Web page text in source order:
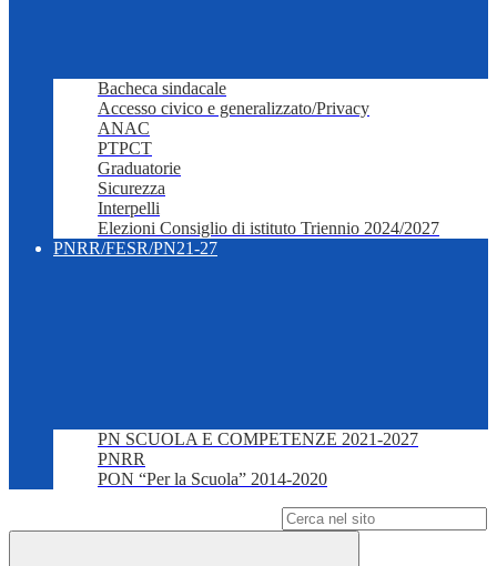
Bacheca sindacale
Accesso civico e generalizzato/Privacy
ANAC
PTPCT
Graduatorie
Sicurezza
Interpelli
Elezioni Consiglio di istituto Triennio 2024/2027
PNRR/FESR/PN21-27
PN SCUOLA E COMPETENZE 2021-2027
PNRR
PON “Per la Scuola” 2014-2020